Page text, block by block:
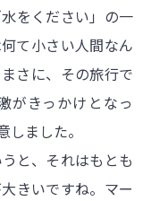
をください」の一
て小さい人間なん
さに、その旅行で
がきっかけとなっ
ました。
と、それはもとも
きいですね。マー